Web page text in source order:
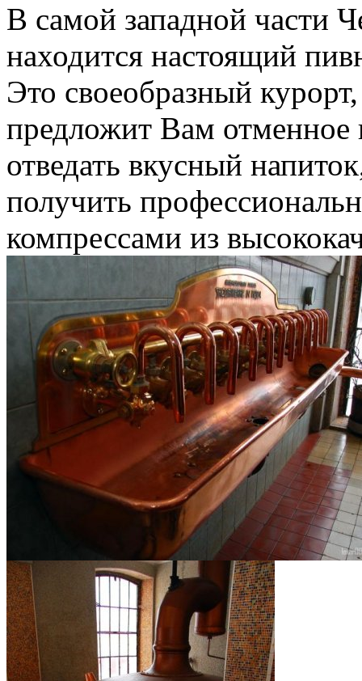
В самой западной части
находится настоящий
Это своеобразный
предложит Вам отменное
отведать вкусный
получить
компрессами из